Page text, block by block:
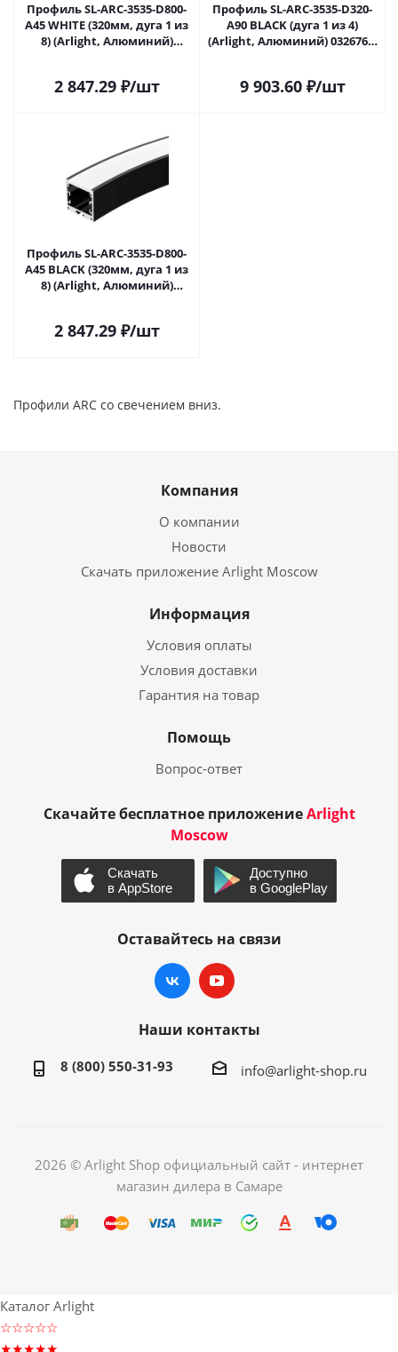
Профиль SL-ARC-3535-D800-
A45 WHITE (320мм, дуга 1 из
8) (Arlight, Алюминий)
2 847.29₽/шт
Профиль SL-ARC-3535-D320-
A90 BLACK (дуга 1 из 4)
(Arlight, Алюминий) 032676 в
9 903.60₽/шт
Профиль SL-ARC-3535-D800-
A45 BLACK (320мм, дуга 1 из
8) (Arlight, Алюминий)
2 847.29₽/шт
Профили ARC со свечением вниз.
Компания
О компании
Новости
Скачать приложение Arlight Moscow
Информация
Условия оплаты
Условия доставки
Гарантия на товар
Помощь
Вопрос-ответ
Скачайте бесплатное приложениеArlight
Moscow
Оставайтесь на связи
Наши контакты
8 (800) 550-31-93 info@arlight-shop.ru
2026 © Arlight Shop официальный сайт - интернет
магазин дилера в Самаре
Каталог Arlight
☆☆☆☆☆
★★★★★